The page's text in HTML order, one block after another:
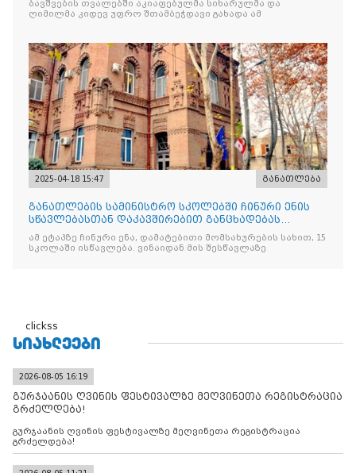
ბავშვების თვალებში აკიაფებულმა სიხარულმა და
ღიმილმა კიდევ უფრო შთამბეჭდავი გახადა ამ
2025-04-18 15:47 განათლება
განათლების სამინისტრო სკოლებში ჩინური ენის
სწავლებასთან დაკავშირებით განცხადებას
ავრცელებს
ამ ეტაპზე ჩინური ენა, დამატებითი მომსახურების სახით, 15
სკოლაში ისწავლება. ვინაიდან მის შესწავლაზე
clickss
ᲡᲘᲐᲮᲚᲔᲔᲑᲘ
2026-08-05 16:19
გურჯაანის ღვინის ფესტივალზე მეღვინეთა რეგისტრაცია
გრძელდება!
გურჯაანის ღვინის ფესტივალზე მეღვინეთა რეგისტრაცია
გრძელდება!